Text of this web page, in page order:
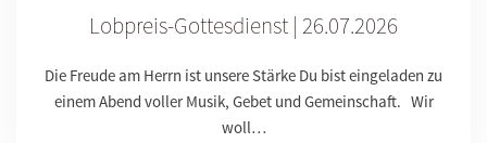
Lobpreis-Gottesdienst | 26.07.2026
Die Freude am Herrn ist unsere Stärke Du bist eingeladen zu
einem Abend voller Musik, Gebet und Gemeinschaft. Wir
woll…